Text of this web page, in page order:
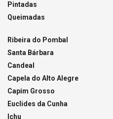
Pintadas
Queimadas
Ribeira do Pombal
Santa Bárbara
Candeal
Capela do Alto Alegre
Capim Grosso
Euclides da Cunha
Ichu